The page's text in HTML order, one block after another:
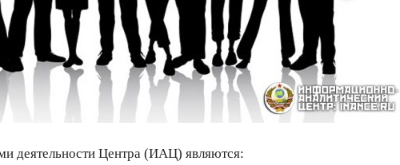
деятельности Центра (ИАЦ) являются: